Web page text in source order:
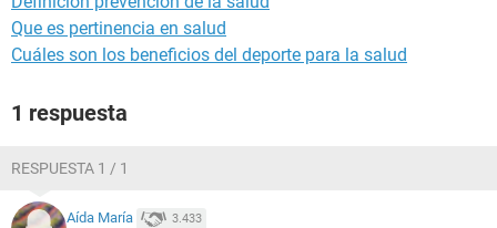
Que es pertinencia en salud
Cuáles son los beneficios del deporte para la salud
1 respuesta
RESPUESTA 1 / 1
Aída María 3.433